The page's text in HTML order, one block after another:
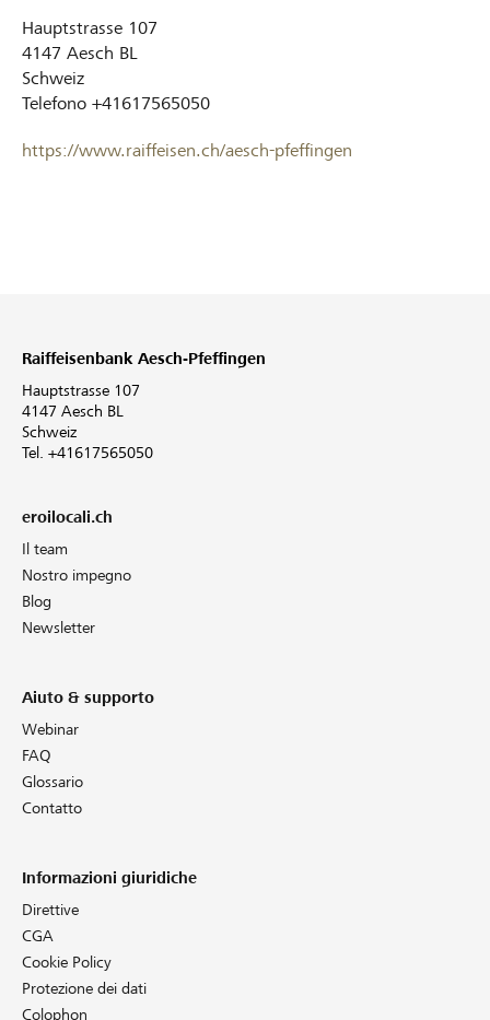
Hauptstrasse 107
4147 Aesch BL
Schweiz
Telefono +41617565050
https://www.raiffeisen.ch/aesch-pfeffingen
Raiffeisenbank Aesch-Pfeffingen
Hauptstrasse 107
4147 Aesch BL
Schweiz
Tel. +41617565050
eroilocali.ch
Il team
Nostro impegno
Blog
Newsletter
Aiuto & supporto
Webinar
FAQ
Glossario
Contatto
Informazioni giuridiche
Direttive
CGA
Cookie Policy
Protezione dei dati
Colophon